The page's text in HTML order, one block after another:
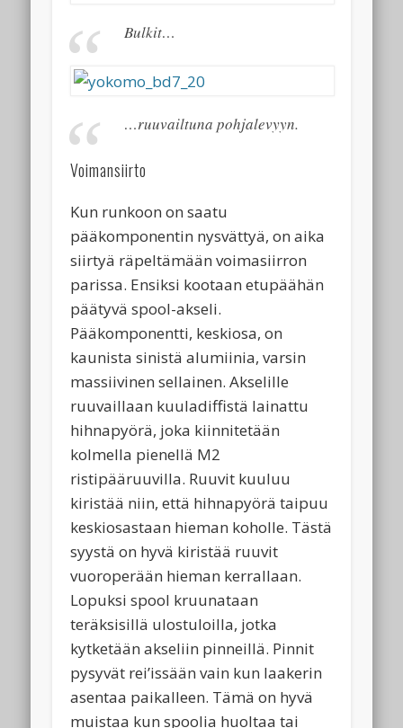
Bulkit…
…ruuvailtuna pohjalevyyn.
Voimansiirto
Kun runkoon on saatu
pääkomponentin nysvättyä, on aika
siirtyä räpeltämään voimasiirron
parissa. Ensiksi kootaan etupäähän
päätyvä spool-akseli.
Pääkomponentti, keskiosa, on
kaunista sinistä alumiinia, varsin
massiivinen sellainen. Akselille
ruuvaillaan kuuladiffistä lainattu
hihnapyörä, joka kiinnitetään
kolmella pienellä M2
ristipääruuvilla. Ruuvit kuuluu
kiristää niin, että hihnapyörä taipuu
keskiosastaan hieman koholle. Tästä
syystä on hyvä kiristää ruuvit
vuoroperään hieman kerrallaan.
Lopuksi spool kruunataan
teräksisillä ulostuloilla, jotka
kytketään akseliin pinneillä. Pinnit
pysyvät rei’issään vain kun laakerin
asentaa paikalleen. Tämä on hyvä
muistaa kun spoolia huoltaa tai